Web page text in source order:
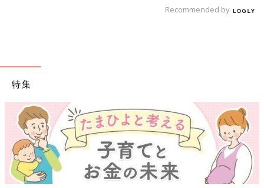
Recommended by
特集